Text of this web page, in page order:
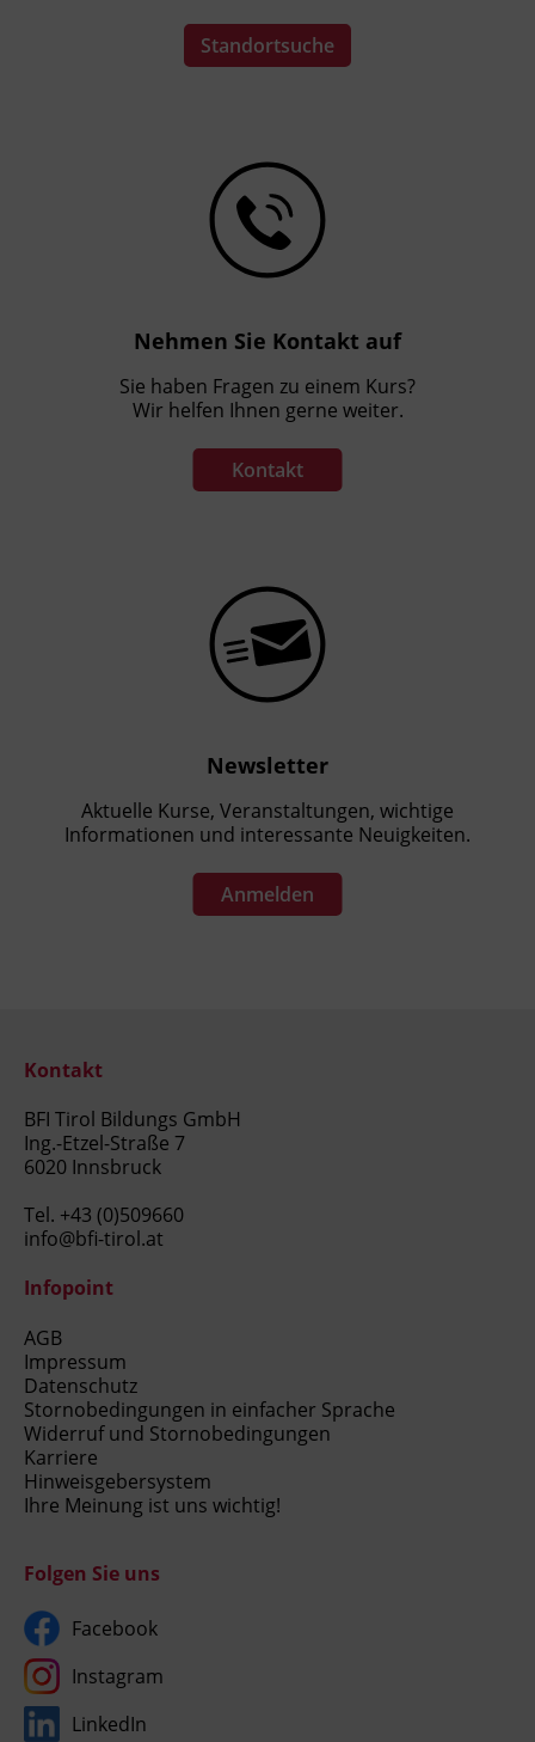
Standortsuche
Nehmen Sie Kontakt auf
Sie haben Fragen zu einem Kurs?
Wir helfen Ihnen gerne weiter.
Kontakt
Newsletter
Aktuelle Kurse, Veranstaltungen, wichtige
Informationen und interessante Neuigkeiten.
Anmelden
Kontakt
BFI Tirol Bildungs GmbH
Ing.-Etzel-Straße 7
6020 Innsbruck
Tel. +43 (0)509660
info@bfi-tirol.at
Infopoint
AGB
Impressum
Datenschutz
Stornobedingungen in einfacher Sprache
Widerruf und Stornobedingungen
Karriere
Hinweisgebersystem
Ihre Meinung ist uns wichtig!
Folgen Sie uns
Facebook
Instagram
LinkedIn